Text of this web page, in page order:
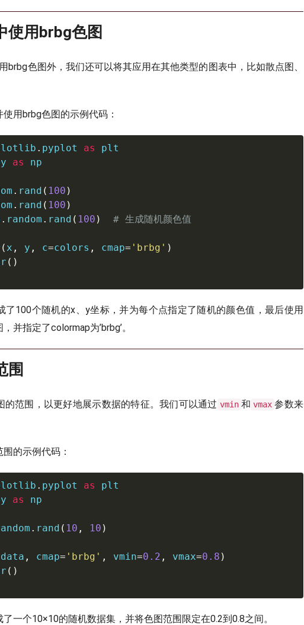
使用brbg色图
brbg色图外，我们还可以将其应用在其他类型的图表中，比如散点图、
用brbg色图的示例代码：
. pyplot as
as np
. rand ( 100 )
. rand ( 100 )
. random . rand ( 100 ) # 生成随机颜色值
( x , y , c=colors , cmap= 'brbg' )
( )
了100个随机的x、y坐标，并为每个点指定了随机的颜色值，最后使用
并指定了colormap为’brbg’。
围
的范围，以更好地展示数据的特征。我们可以通过 vmin 和 vmax 参数来
的示例代码：
. pyplot as
as np
. rand ( 10 , 10 )
data , cmap= 'brbg' , vmin=0.2 , vmax=0.8 )
( )
一个10×10的随机数据集，并将色图范围限定在0.2到0.8之间。